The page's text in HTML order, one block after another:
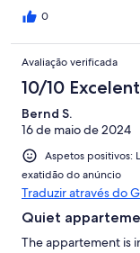
0
Avaliação verificada
10/10
Bernd S.
16 de maio de 2024
Aspetos positivos:
exatidão do anúncio
Traduzir através do
Quiet
The appartement is